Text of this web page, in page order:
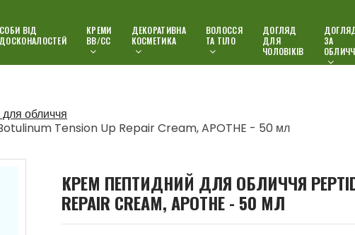
ВІД
КРЕМИ
ВВ/СС
ДЕКОРАТИВНА
КОСМЕТИКА
ВОЛОССЯ
ТА ТІЛО
ДОГЛЯД
ДЛЯ
ЧОЛОВІКІВ
ЗА
обличчя
Tension Up Repair Cream, APOTHE - 50 мл
КРЕМ ПЕПТИДНИЙ ДЛЯ ОБЛИЧЧЯ PEPTIDE
REPAIR CREAM, APOTHE - 50 МЛ